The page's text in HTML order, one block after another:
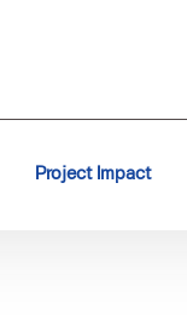
Project Impact